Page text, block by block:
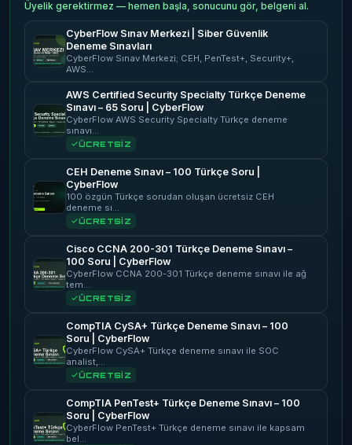
Üyelik gerektirmez — hemen başla, sonucunu gör, belgeni al.
CyberFlow Sınav Merkezi | Siber Güvenlik
Deneme Sınavları
CyberFlow Sınav Merkezi; CEH, PenTest+, Security+,
AWS…
AWS Certified Security Specialty Türkçe Deneme
Sınavı – 65 Soru | CyberFlow
CyberFlow AWS Security Specialty Türkçe deneme
sınavı…
ÜCRETSİZ
CEH Deneme Sınavı – 100 Türkçe Soru |
CyberFlow
100 özgün Türkçe sorudan oluşan ücretsiz CEH
deneme sı…
ÜCRETSİZ
Cisco CCNA 200-301 Türkçe Deneme Sınavı –
100 Soru | CyberFlow
CyberFlow CCNA 200-301 Türkçe deneme sınavı ile ağ
tem…
ÜCRETSİZ
CompTIA CySA+ Türkçe Deneme Sınavı – 100
Soru | CyberFlow
CyberFlow CySA+ Türkçe deneme sınavı ile SOC
analist,…
ÜCRETSİZ
CompTIA PenTest+ Türkçe Deneme Sınavı – 100
Soru | CyberFlow
CyberFlow PenTest+ Türkçe deneme sınavı ile kapsam
bel…